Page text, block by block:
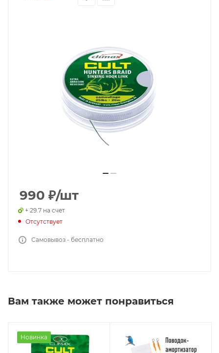
990 ₽/шт
+ 29.7 на счет
Отсутствует
Самовывоз - бесплатно
Вам также может понравиться
Новинка